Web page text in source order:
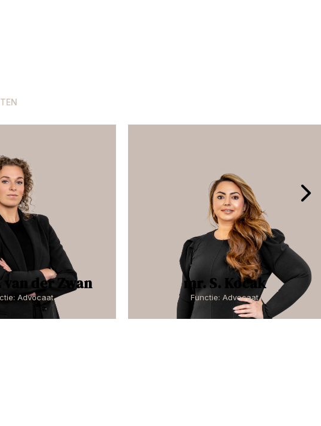
van der Zwan
Advocaat
mr. S. Kocak
Functie: Advocaat